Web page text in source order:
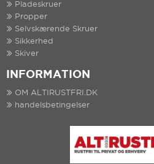
Pladeskruer
Propper
Selvskærende Skruer
Sikkerhed
Skiver
INFORMATION
OM ALTIRUSTFRI.DK
handelsbetingelser